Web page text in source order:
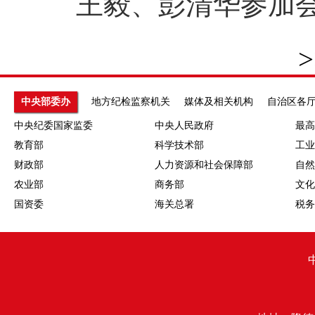
中央部委办 地方纪检监察机关 媒体及相关机构 自治区各
中央纪委国家监委 中央人民政府
最
教育部
科学技术部
工
财政部
人力资源和社会保障部
自
农业部
商务部
文
国资委
海关总署 税